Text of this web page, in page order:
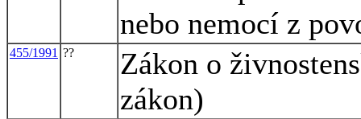
nebo nemocí z
455/1991 ??
Zákon o
zákon)